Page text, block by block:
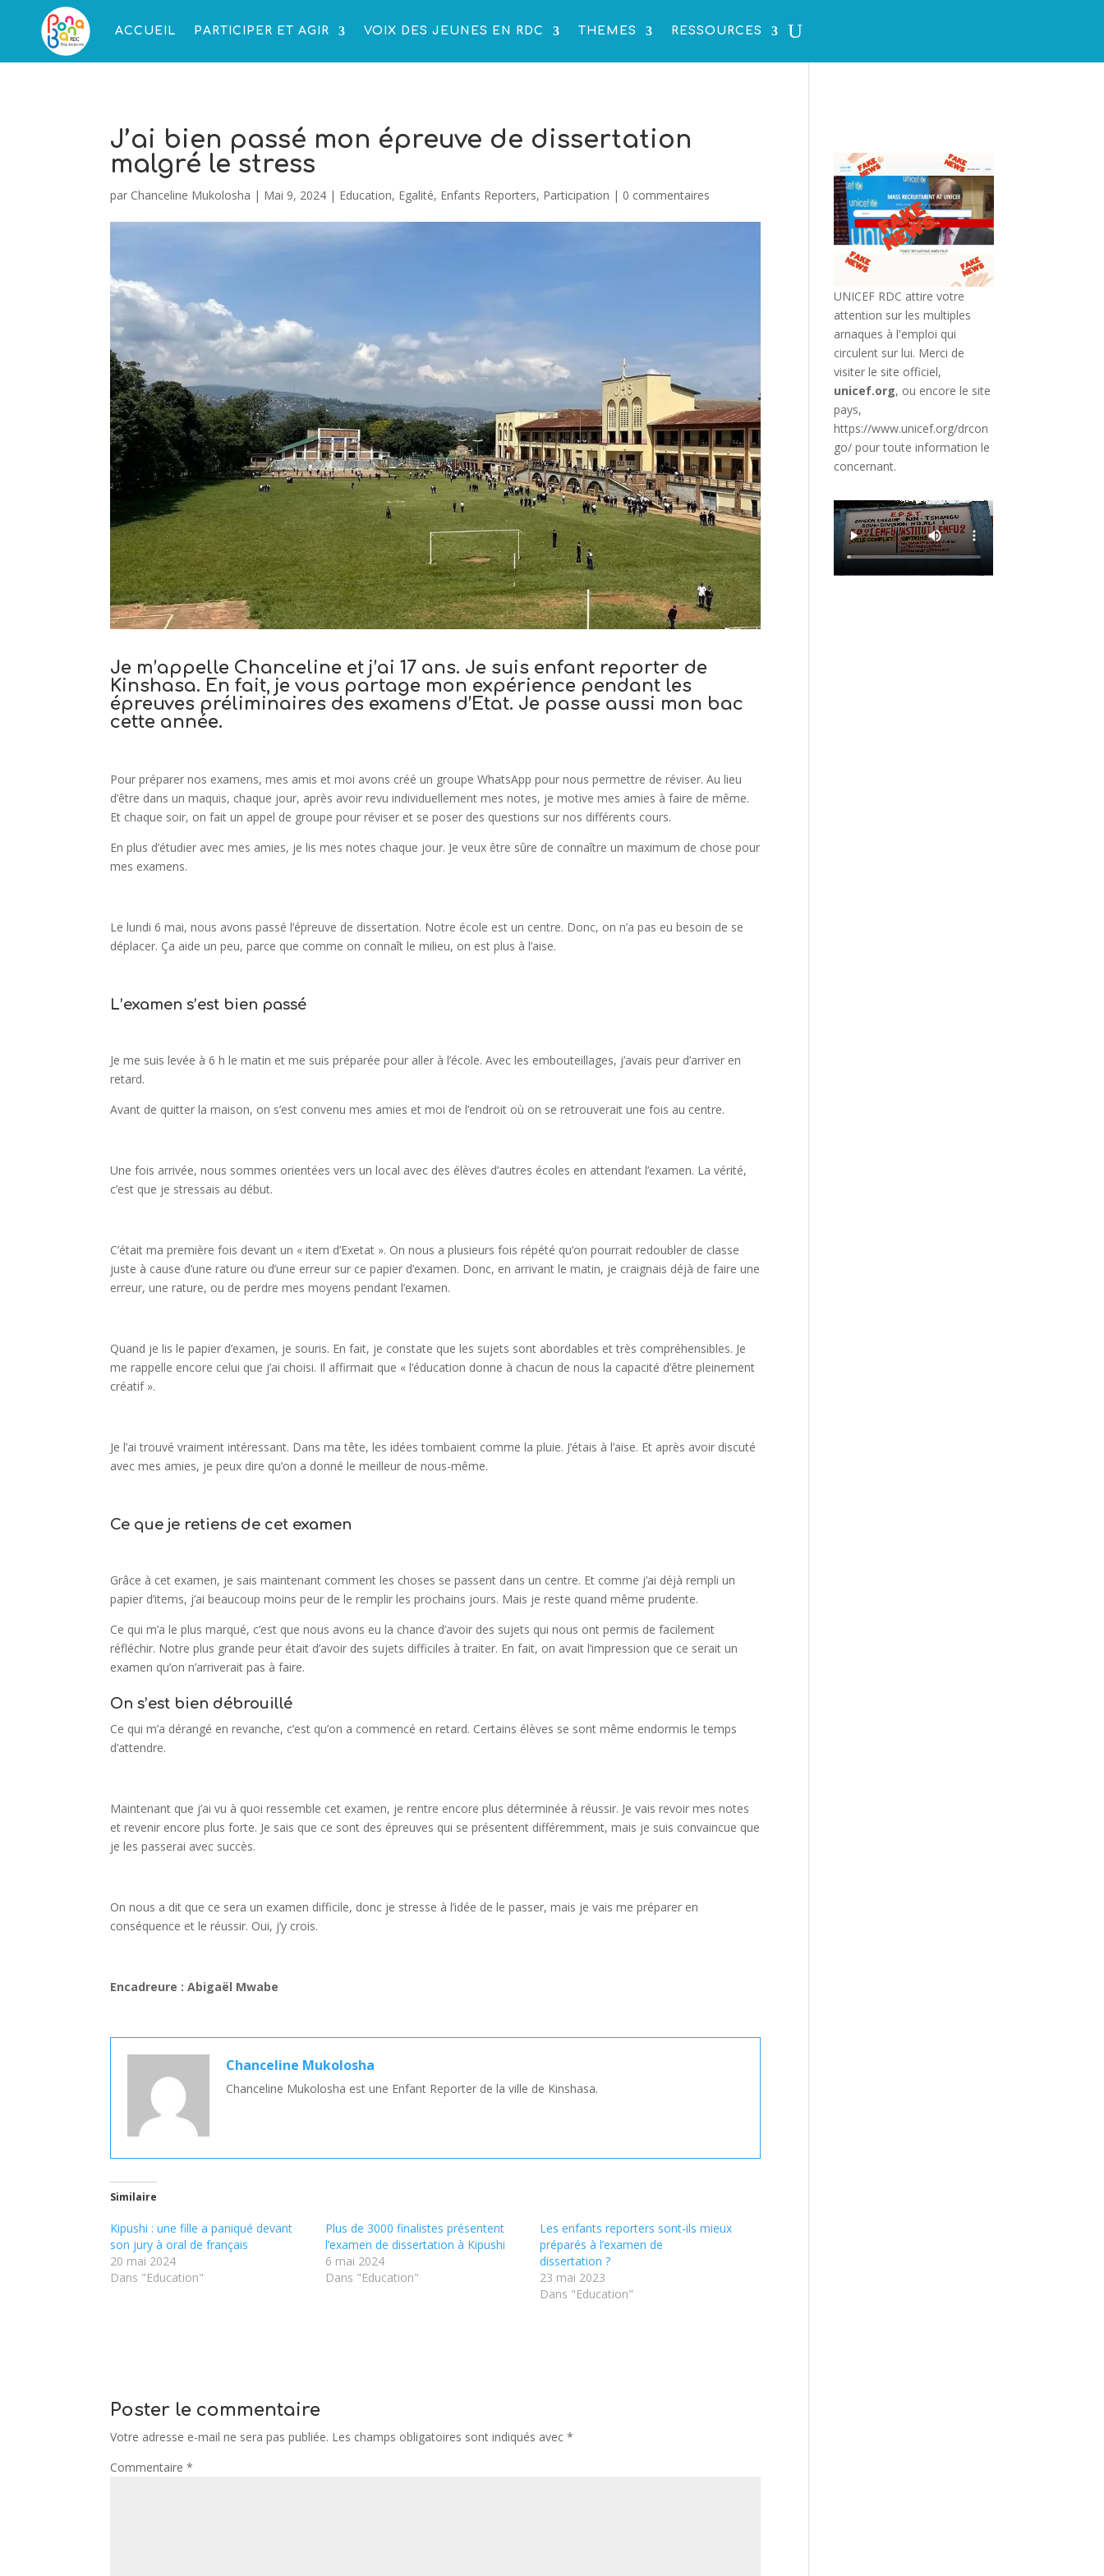
ACCUEIL PARTICIPER ET AGIR VOIX DES JEUNES EN RDC THEMES RESSOURCES
J’ai bien passé mon épreuve de dissertation
malgré le stress
par Chanceline Mukolosha | Mai 9, 2024 | Education, Egalité, Enfants Reporters, Participation | 0 commentaires
Je m’appelle Chanceline et j’ai 17 ans. Je suis enfant reporter de
Kinshasa. En fait, je vous partage mon expérience pendant les
épreuves préliminaires des examens d’Etat. Je passe aussi mon bac
cette année.
Pour préparer nos examens, mes amis et moi avons créé un groupe WhatsApp pour nous permettre de réviser. Au lieu
d’être dans un maquis, chaque jour, après avoir revu individuellement mes notes, je motive mes amies à faire de même.
Et chaque soir, on fait un appel de groupe pour réviser et se poser des questions sur nos différents cours.
En plus d’étudier avec mes amies, je lis mes notes chaque jour. Je veux être sûre de connaître un maximum de chose pour
mes examens.
Le lundi 6 mai, nous avons passé l’épreuve de dissertation. Notre école est un centre. Donc, on n’a pas eu besoin de se
déplacer. Ça aide un peu, parce que comme on connaît le milieu, on est plus à l’aise.
L’examen s’est bien passé
Je me suis levée à 6 h le matin et me suis préparée pour aller à l’école. Avec les embouteillages, j’avais peur d’arriver en
retard.
Avant de quitter la maison, on s’est convenu mes amies et moi de l’endroit où on se retrouverait une fois au centre.
Une fois arrivée, nous sommes orientées vers un local avec des élèves d’autres écoles en attendant l’examen. La vérité,
c’est que je stressais au début.
C’était ma première fois devant un « item d’Exetat ». On nous a plusieurs fois répété qu’on pourrait redoubler de classe
juste à cause d’une rature ou d’une erreur sur ce papier d’examen. Donc, en arrivant le matin, je craignais déjà de faire une
erreur, une rature, ou de perdre mes moyens pendant l’examen.
Quand je lis le papier d’examen, je souris. En fait, je constate que les sujets sont abordables et très compréhensibles. Je
me rappelle encore celui que j’ai choisi. Il affirmait que « l’éducation donne à chacun de nous la capacité d’être pleinement
créatif ».
Je l’ai trouvé vraiment intéressant. Dans ma tête, les idées tombaient comme la pluie. J’étais à l’aise. Et après avoir discuté
avec mes amies, je peux dire qu’on a donné le meilleur de nous-même.
Ce que je retiens de cet examen
Grâce à cet examen, je sais maintenant comment les choses se passent dans un centre. Et comme j’ai déjà rempli un
papier d’items, j’ai beaucoup moins peur de le remplir les prochains jours. Mais je reste quand même prudente.
Ce qui m’a le plus marqué, c’est que nous avons eu la chance d’avoir des sujets qui nous ont permis de facilement
réfléchir. Notre plus grande peur était d’avoir des sujets difficiles à traiter. En fait, on avait l’impression que ce serait un
examen qu’on n’arriverait pas à faire.
On s’est bien débrouillé
Ce qui m’a dérangé en revanche, c’est qu’on a commencé en retard. Certains élèves se sont même endormis le temps
d’attendre.
Maintenant que j’ai vu à quoi ressemble cet examen, je rentre encore plus déterminée à réussir. Je vais revoir mes notes
et revenir encore plus forte. Je sais que ce sont des épreuves qui se présentent différemment, mais je suis convaincue que
je les passerai avec succès.
On nous a dit que ce sera un examen difficile, donc je stresse à l’idée de le passer, mais je vais me préparer en
conséquence et le réussir. Oui, j’y crois.
Encadreure : Abigaël Mwabe
Chanceline Mukolosha
Chanceline Mukolosha est une Enfant Reporter de la ville de Kinshasa.
Similaire
Kipushi : une fille a paniqué devant
son jury à oral de français
20 mai 2024
Dans "Education"
Plus de 3000 finalistes présentent
l’examen de dissertation à Kipushi
6 mai 2024
Dans "Education"
Les enfants reporters sont-ils mieux
préparés à l’examen de
dissertation ?
23 mai 2023
Dans "Education"
Poster le commentaire
Votre adresse e-mail ne sera pas publiée. Les champs obligatoires sont indiqués avec*
Commentaire*
UNICEF RDC attire votre
attention sur les multiples
arnaques à l'emploi qui
circulent sur lui. Merci de
visiter le site officiel,
unicef.org, ou encore le site
pays,
https://www.unicef.org/drcon
go/ pour toute information le
concernant.